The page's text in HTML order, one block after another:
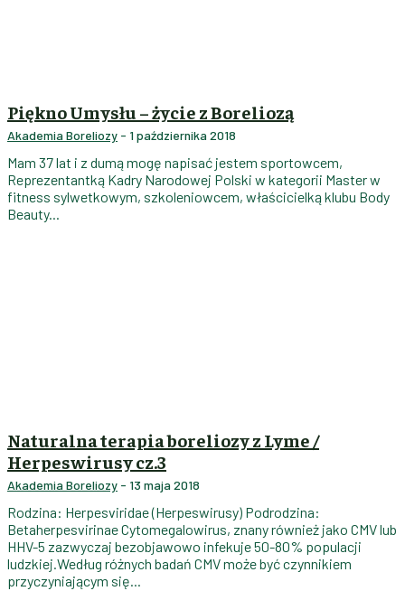
Piękno Umysłu – życie z Boreliozą
Akademia Boreliozy - 1 października 2018
Mam 37 lat i z dumą mogę napisać jestem sportowcem,
Reprezentantką Kadry Narodowej Polski w kategorii Master w
fitness sylwetkowym, szkoleniowcem, właścicielką klubu Body
Beauty...
Naturalna terapia boreliozy z Lyme /
Herpeswirusy cz.3
Akademia Boreliozy - 13 maja 2018
Rodzina: Herpesviridae (Herpeswirusy) Podrodzina:
Betaherpesvirinae Cytomegalowirus, znany również jako CMV lub
HHV-5 zazwyczaj bezobjawowo infekuje 50-80% populacji
ludzkiej.Według różnych badań CMV może być czynnikiem
przyczyniającym się...